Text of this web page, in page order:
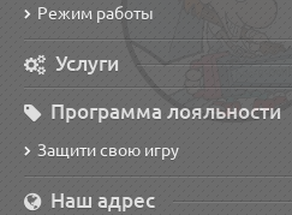
Режим работы
Услуги
Программа лояльности
Защити свою игру
Наш адрес